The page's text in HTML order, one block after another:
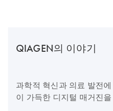
QIAGEN의 이야기
과학적 혁신과 의료 발전
이 가득한 디지털 매거진